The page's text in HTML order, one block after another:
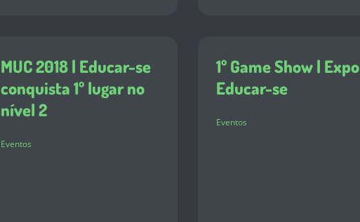
MUC 2018 | Educar-se
conquista 1º lugar no
nível 2
Eventos
1º Game Show | Expo
Educar-se
Eventos